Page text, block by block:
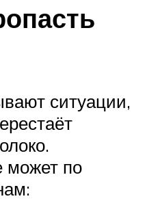
ситуации,
может по